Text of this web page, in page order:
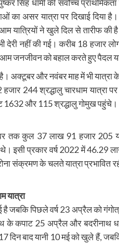
सिंह धामी की सर्वोच्च
का असर यात्रा पर दिखाई दिया
यात्रियों ने खुले दिल से तारीफ की
देरी नहीं की गई। करीब 18 हजार
आम जनजीवन को बहाल करते हुए पैदल
अक्टूबर और नवंबर माह में भी यात्रा
244 श्रद्धालु चारधाम यात्रा
1632 और 115 श्रद्धालु गोमुख पहुंचे।
तक कुल 37 लाख 91 हजार 205
इसी प्रकार वर्ष 2022 में 46.29
संक्रमण के चलते यात्रा प्रभावित
यात्रा
है जबकि पिछले वर्ष 23 अप्रैल को
के कपाट 25 अप्रैल और बदरीनाथ
दिन बाद यानी 10 मई को खुले हैं,